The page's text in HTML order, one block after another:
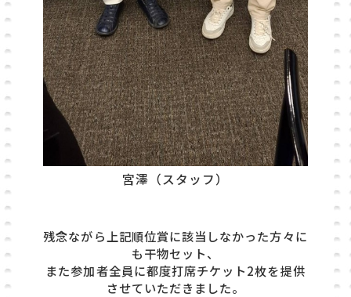
宮澤（スタッフ）
残念ながら上記順位賞に該当しなかった方々に
も干物セット、
また参加者全員に都度打席チケット2枚を提供
させていただきました。